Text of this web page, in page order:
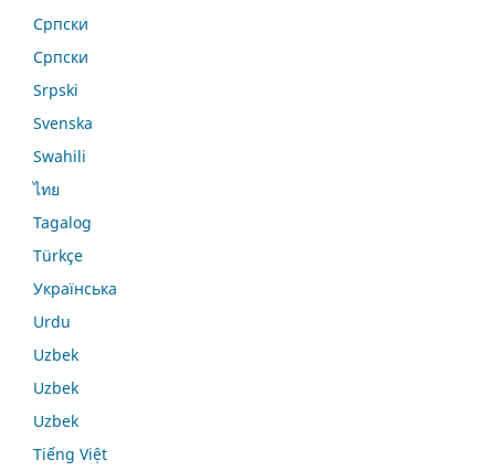
Српски
Српски
Srpski
Svenska
Swahili
ไทย
Tagalog
Türkçe
Українська
Urdu
Uzbek
Uzbek
Uzbek
Tiếng Việt